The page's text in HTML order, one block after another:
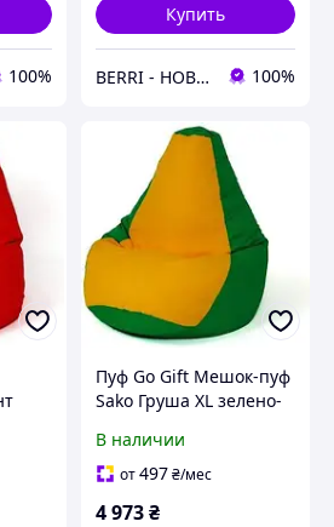
100%
Купить
BERRI - НОВОГОДНИЙ ДЕКОР И ТОВАРЫ ДЛЯ ДОМА 100%
Пуф Go Gift Мешок-пуф
Sako Груша XL зелено-
В наличии
от497₴/мес
4 973₴